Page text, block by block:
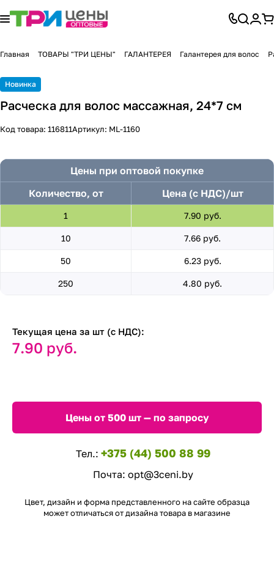
Главная ТОВАРЫ "ТРИ ЦЕНЫ" ГАЛАНТЕРЕЯ Галантерея для волос
Новинка
Расческа для волос массажная, 24*7 см
Код товара: 116811Артикул: ML-1160
Цены при оптовой покупке
Количество, от
Цена (с НДС)/шт
1 7.90 руб.
10 7.66 руб.
50 6.23 руб.
250 4.80 руб.
Текущая цена за шт (с НДС):
7.90 руб.
Цены от 500 шт — по запросу
Тел.: +375 (44) 500 88 99
Почта: opt@3ceni.by
Цвет, дизайн и форма представленного на сайте образца
может отличаться от дизайна товара в магазине